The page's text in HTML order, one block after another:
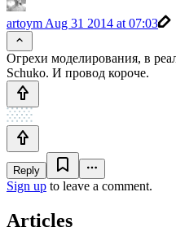
artoym Aug 31 2014 at 07:03
Огрехи моделирования, в
Schuko. И провод короче.
Reply
Sign up to leave a comment.
Articles